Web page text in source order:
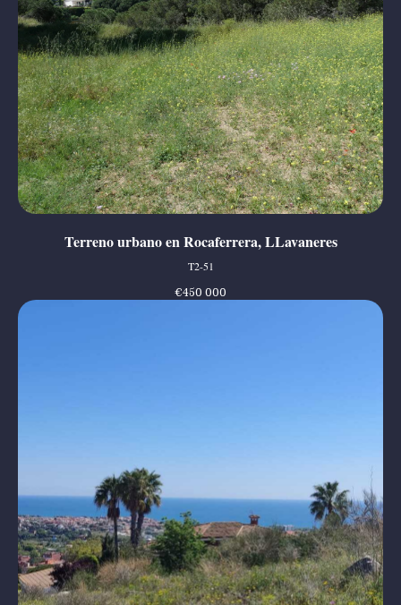
Terreno urbano en Rocaferrera, LLavaneres
T2-51
€450 000